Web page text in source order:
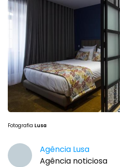
Fotografia Lusa
Agência Lusa
Agência noticiosa